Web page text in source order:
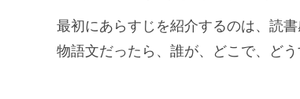
最初にあらすじを紹介するのは、読
物語文だったら、誰が、どこで、ど